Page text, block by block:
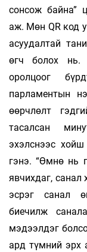
сонсож байна”
аж. Мөн QR код
асуудалтай
өгч болох нь.
оролцоог
парламентын
өөрчлөлт
тасалсан
эхэлснээс
гэнэ. “Өмнө нь
явчихдаг, санал
эсрэг санал
биечилж
мэдээлдэг
ард түмний эрх